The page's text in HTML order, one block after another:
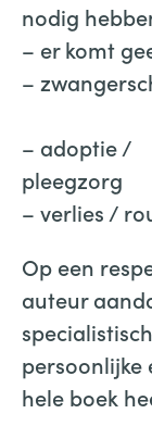
nodig
– er komt
–
– adoptie /
– verlies /
Op een
auteur
persoonlijke
hele boek